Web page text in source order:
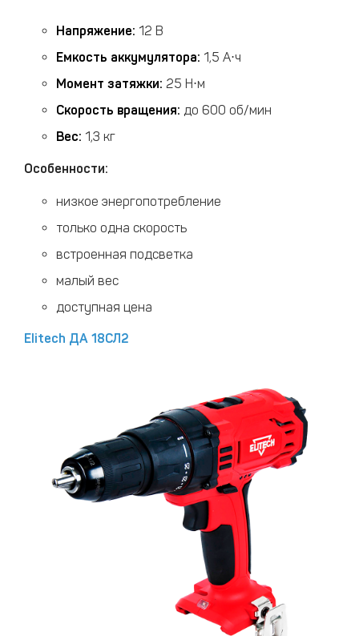
Напряжение: 12 В
Емкость аккумулятора: 1,5 А⋅ч
Момент затяжки: 25 Н⋅м
Скорость вращения: до 600 об/мин
Вес: 1,3 кг
Особенности:
низкое энергопотребление
только одна скорость
встроенная подсветка
малый вес
доступная цена
Elitech ДА 18СЛ2